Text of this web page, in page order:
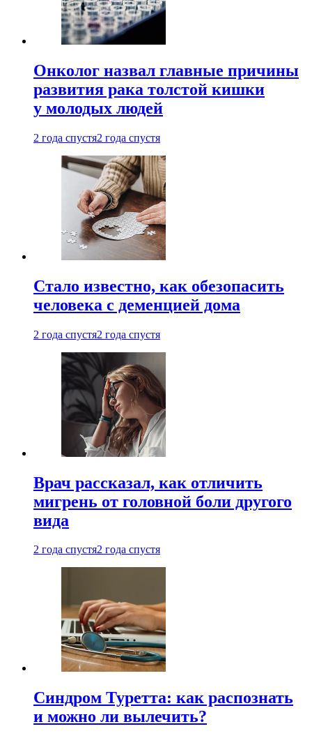
Онколог назвал главные причины
развития рака толстой кишки
у молодых людей
2 года спустя2 года спустя
Стало известно, как обезопасить
человека с деменцией дома
2 года спустя2 года спустя
Врач рассказал, как отличить
мигрень от головной боли другого
вида
2 года спустя2 года спустя
Синдром Туретта: как распознать
и можно ли вылечить?